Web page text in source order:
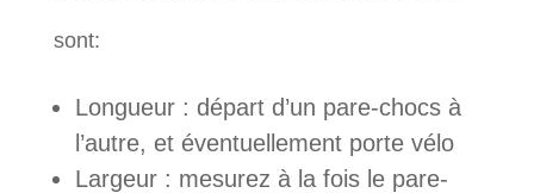
sont:
Longueur : départ d’un pare-chocs à
l’autre, et éventuellement porte vélo
Largeur : mesurez à la fois le pare-